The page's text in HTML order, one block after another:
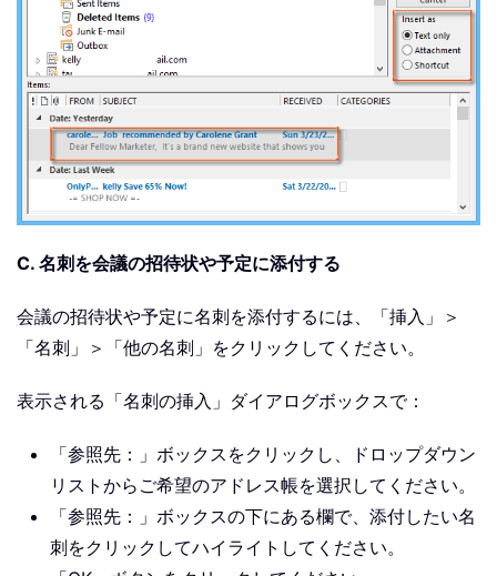
C. 名刺を会議の招待状や予定に添付する
会議の招待状や予定に名刺を添付するには、「挿入」＞
「名刺」＞「他の名刺」をクリックしてください。
表示される「名刺の挿入」ダイアログボックスで：
「参照先：」ボックスをクリックし、ドロップダウン
リストからご希望のアドレス帳を選択してください。
「参照先：」ボックスの下にある欄で、添付したい名
刺をクリックしてハイライトしてください。